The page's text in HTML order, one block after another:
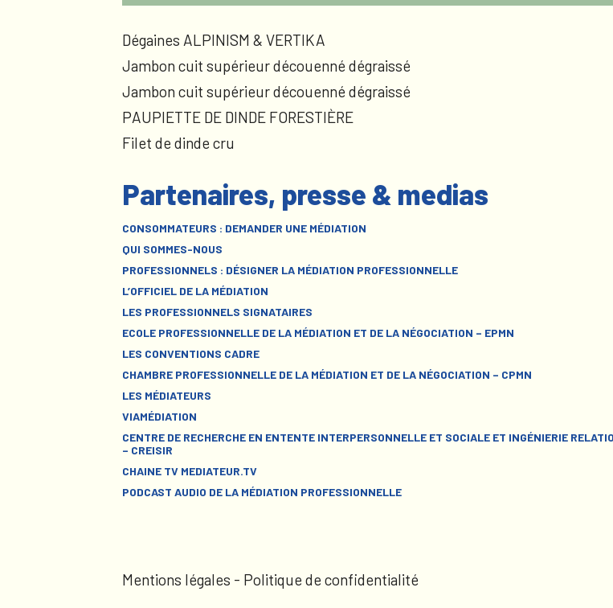
Dégaines ALPINISM & VERTIKA
Jambon cuit supérieur découenné dégraissé
Jambon cuit supérieur découenné dégraissé
PAUPIETTE DE DINDE FORESTIÈRE
Filet de dinde cru
Partenaires, presse & medias
CONSOMMATEURS : DEMANDER UNE MÉDIATION
QUI SOMMES-NOUS
PROFESSIONNELS : DÉSIGNER LA MÉDIATION PROFESSIONNELLE
L’OFFICIEL DE LA MÉDIATION
LES PROFESSIONNELS SIGNATAIRES
ECOLE PROFESSIONNELLE DE LA MÉDIATION ET DE LA NÉGOCIATION – EPMN
LES CONVENTIONS CADRE
CHAMBRE PROFESSIONNELLE DE LA MÉDIATION ET DE LA NÉGOCIATION – CPMN
LES MÉDIATEURS
VIAMÉDIATION
CENTRE DE RECHERCHE EN ENTENTE INTERPERSONNELLE ET SOCIALE ET INGÉNIERIE
– CREISIR
CHAINE TV MEDIATEUR.TV
PODCAST AUDIO DE LA MÉDIATION PROFESSIONNELLE
Mentions légales - Politique de confidentialité